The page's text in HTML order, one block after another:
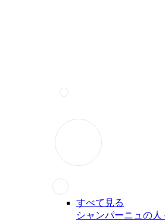
すべて見る
シャンパーニュの